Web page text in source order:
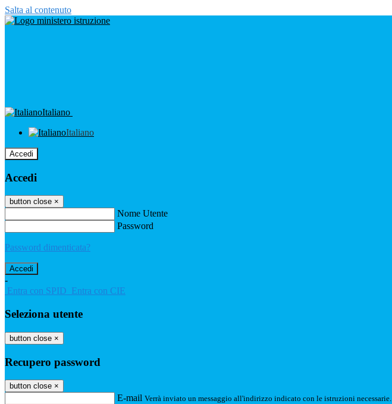
Salta al contenuto
Italiano
Italiano
Accedi
Accedi
button close ×
Nome Utente
Password
Password dimenticata?
-
Entra con SPID Entra con CIE
Seleziona utente
button close ×
Recupero password
button close ×
E-mail Verrà inviato un messaggio all'indirizzo indicato con le istruzioni necessarie.